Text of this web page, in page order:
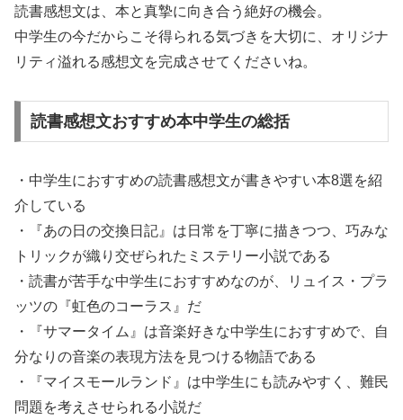
読書感想文は、本と真摯に向き合う絶好の機会。
中学生の今だからこそ得られる気づきを大切に、オリジナ
リティ溢れる感想文を完成させてくださいね。
読書感想文おすすめ本中学生の総括
・中学生におすすめの読書感想文が書きやすい本8選を紹
介している
・『あの日の交換日記』は日常を丁寧に描きつつ、巧みな
トリックが織り交ぜられたミステリー小説である
・読書が苦手な中学生におすすめなのが、リュイス・プラ
ッツの『虹色のコーラス』だ
・『サマータイム』は音楽好きな中学生におすすめで、自
分なりの音楽の表現方法を見つける物語である
・『マイスモールランド』は中学生にも読みやすく、難民
問題を考えさせられる小説だ